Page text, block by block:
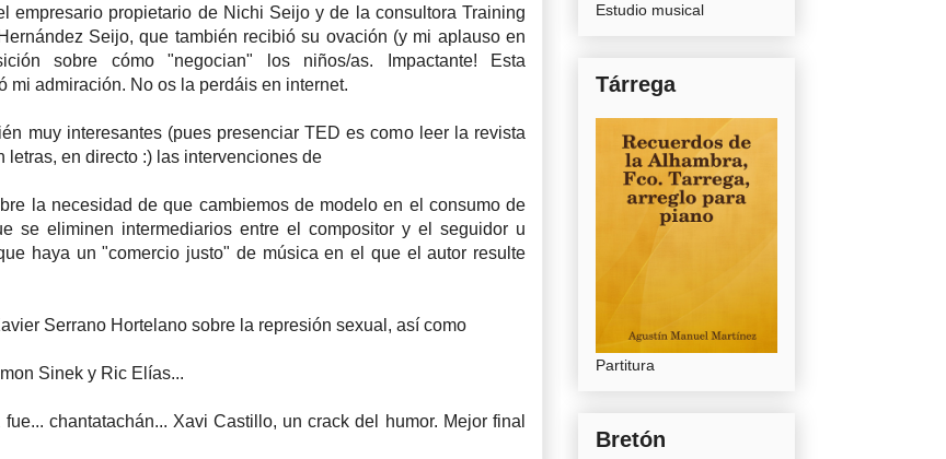
empresario propietario de Nichi Seijo y de la consultora Training
Seijo, que también recibió su ovación (y mi aplauso en
sobre cómo "negocian" los niños/as. Impactante! Esta
mi admiración. No os la perdáis en internet.
muy interesantes (pues presenciar TED es como leer la revista
letras, en directo :) las intervenciones de
la necesidad de que cambiemos de modelo en el consumo de
se eliminen intermediarios entre el compositor y el seguidor u
haya un "comercio justo" de música en el que el autor resulte
Serrano Hortelano sobre la represión sexual, así como
Sinek y Ric Elías...
chantatachán... Xavi Castillo, un crack del humor. Mejor final
Estudio musical
Tárrega
Partitura
Bretón